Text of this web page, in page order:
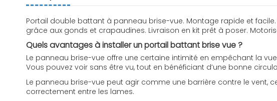
Portail double battant à panneau brise-vue. Montage rapide et
grâce aux gonds et crapaudines. Livraison en kit prêt à poser.
Quels avantages à installer un portail battant brise vue ?
Le panneau brise-vue offre une certaine intimité en empêchant la
Vous pouvez voir sans être vu, tout en bénéficiant d’une bonne
Le panneau brise-vue peut agir comme une barrière contre le vent,
correctement entre les lames.